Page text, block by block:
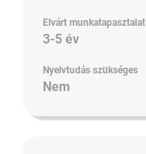
Elvárt munkatapasztalat
3-5 év
Nyelvtudás szükséges
Nem